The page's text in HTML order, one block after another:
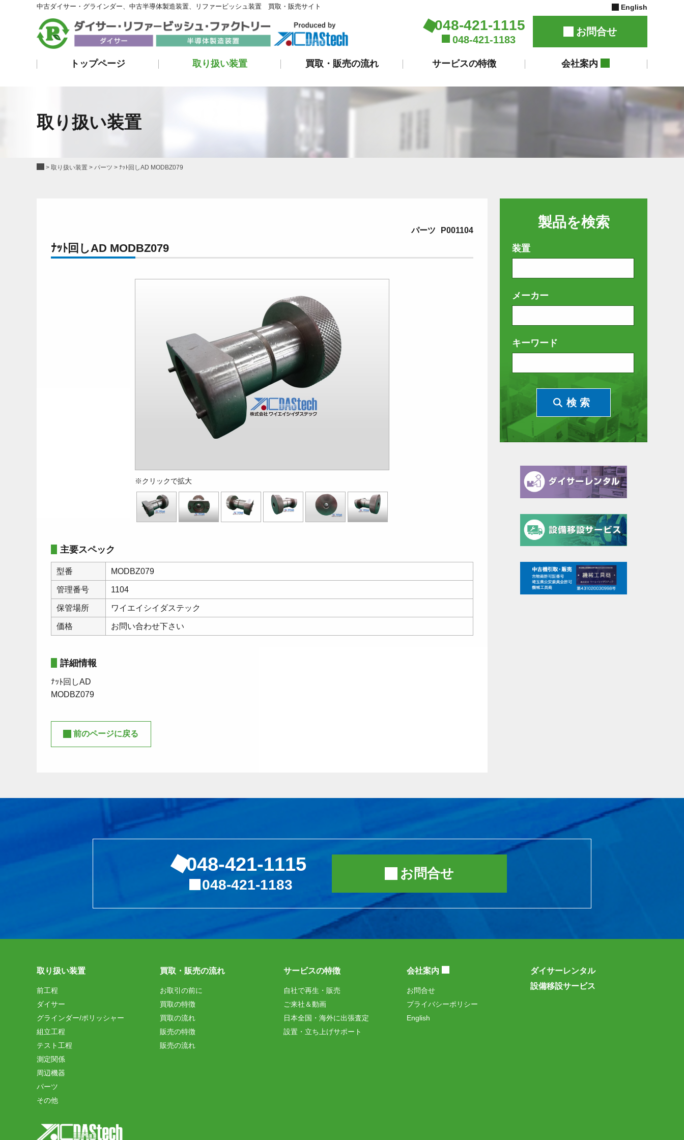
中古ダイサー・グラインダー、中古半導体製造装置、リファービッシュ装置 買取・販売サイト English
048-421-1115
048-421-1183
お問合せ
トップページ 取り扱い装置 買取・販売の流れ サービスの特徴 会社案内
取り扱い装置
> 取り扱い装置 > パーツ > ﾅｯﾄ回しAD MODBZ079
パーツ P001104
ﾅｯﾄ回しAD MODBZ079
※クリックで拡大
主要スペック
型番 MODBZ079
管理番号 1104
保管場所 ワイエイシイダステック
価格 お問い合わせ下さい
詳細情報
ﾅｯﾄ回しAD
MODBZ079
前のページに戻る
製品を検索
装置
メーカー
キーワード
048-421-1115
048-421-1183
お問合せ
取り扱い装置
前工程
ダイサー
グラインダー/ポリッシャー
組立工程
テスト工程
測定関係
周辺機器
パーツ
その他
買取・販売の流れ
お取引の前に
買取の特徴
買取の流れ
販売の特徴
販売の流れ
サービスの特徴
自社で再生・販売
ご来社＆動画
日本全国・海外に出張査定
設置・立ち上げサポート
会社案内
お問合せ
プライバシーポリシー
English
ダイサーレンタル
設備移設サービス